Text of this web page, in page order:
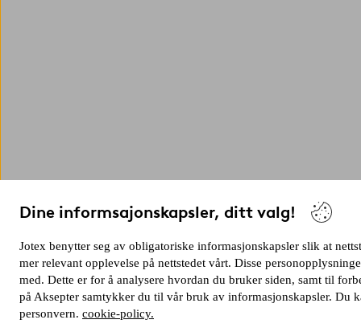
Dine informsajonskapsler, ditt valg!
Jotex benytter seg av obligatoriske informasjonskapsler slik at
mer relevant opplevelse på nettstedet vårt. Disse
med. Dette er for å analysere hvordan du bruker siden, samt til
på Aksepter samtykker du til vår bruk av informasjonskapsler. Du
personvern. cookie-policy.